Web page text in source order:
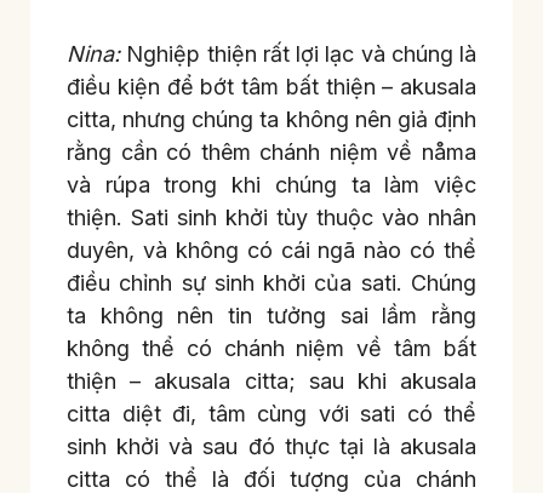
Nina:Nghiệp thiện rất lợi lạc và chúng là
điều kiện để bớt tâm bất thiện – akusala
citta, nhưng chúng ta không nên giả định
rằng cần có thêm chánh niệm về nåma
và rúpa trong khi chúng ta làm việc
thiện. Sati sinh khởi tùy thuộc vào nhân
duyên, và không có cái ngã nào có thể
điều chỉnh sự sinh khởi của sati. Chúng
ta không nên tin tưởng sai lầm rằng
không thể có chánh niệm về tâm bất
thiện – akusala citta; sau khi akusala
citta diệt đi, tâm cùng với sati có thể
sinh khởi và sau đó thực tại là akusala
citta có thể là đối tượng của chánh